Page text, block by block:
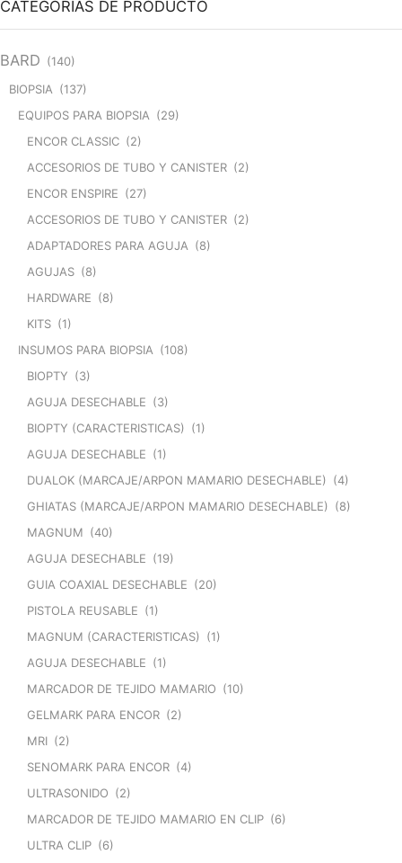
VASCULAR/MEDIUM
CATEGORÍAS DE PRODUCTO
BARD (140)
BIOPSIA (137)
EQUIPOS PARA BIOPSIA (29)
ENCOR CLASSIC (2)
ACCESORIOS DE TUBO Y CANISTER (2)
ENCOR ENSPIRE (27)
ACCESORIOS DE TUBO Y CANISTER (2)
ADAPTADORES PARA AGUJA (8)
AGUJAS (8)
HARDWARE (8)
KITS (1)
INSUMOS PARA BIOPSIA (108)
BIOPTY (3)
AGUJA DESECHABLE (3)
BIOPTY (CARACTERISTICAS) (1)
AGUJA DESECHABLE (1)
DUALOK (MARCAJE/ARPON MAMARIO DESECHABLE) (4)
GHIATAS (MARCAJE/ARPON MAMARIO DESECHABLE) (8)
MAGNUM (40)
AGUJA DESECHABLE (19)
GUIA COAXIAL DESECHABLE (20)
PISTOLA REUSABLE (1)
MAGNUM (CARACTERISTICAS) (1)
AGUJA DESECHABLE (1)
MARCADOR DE TEJIDO MAMARIO (10)
GELMARK PARA ENCOR (2)
MRI (2)
SENOMARK PARA ENCOR (4)
ULTRASONIDO (2)
MARCADOR DE TEJIDO MAMARIO EN CLIP (6)
ULTRA CLIP (6)